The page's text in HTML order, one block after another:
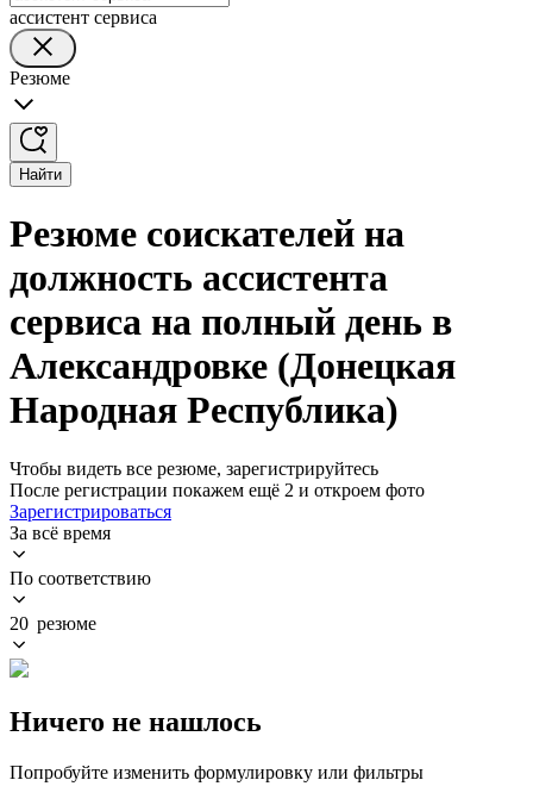
ассистент сервиса
Резюме
Найти
Резюме соискателей на
должность ассистента
сервиса на полный день в
Александровке (Донецкая
Народная Республика)
Чтобы видеть все резюме, зарегистрируйтесь
После регистрации покажем ещё 2 и откроем фото
Зарегистрироваться
За всё время
По соответствию
20 резюме
Ничего не нашлось
Попробуйте изменить формулировку или фильтры